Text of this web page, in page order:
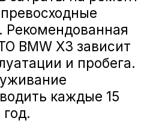
BMW X3
BMW X3
на
X3 в
своего
чтобы
X3 — это
работе